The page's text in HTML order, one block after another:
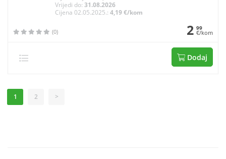
Vrijedi do: 31.08.2026
Cijena 02.05.2025.: 4,19 €/kom
(0) 2 99
€/kom
Dodaj
1 2 >